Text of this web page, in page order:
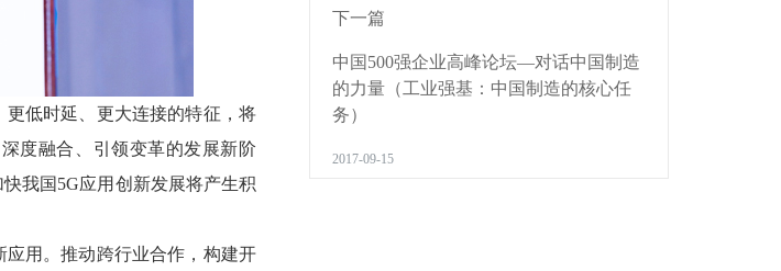
下一篇
中国500强企业高峰论坛—对话中国制造
的力量（工业强基：中国制造的核心任
务）
2017-09-15
低时延、更大连接的特征，将
度融合、引领变革的发展新阶
我国5G应用创新发展将产生积
用。推动跨行业合作，构建开